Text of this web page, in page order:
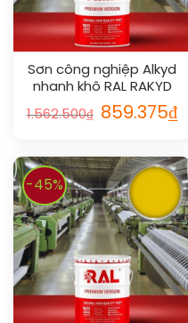
Sơn công nghiệp Alkyd
nhanh khô RAL RAKYD
QD 1002
1.562.500₫ 859.375₫
-45%